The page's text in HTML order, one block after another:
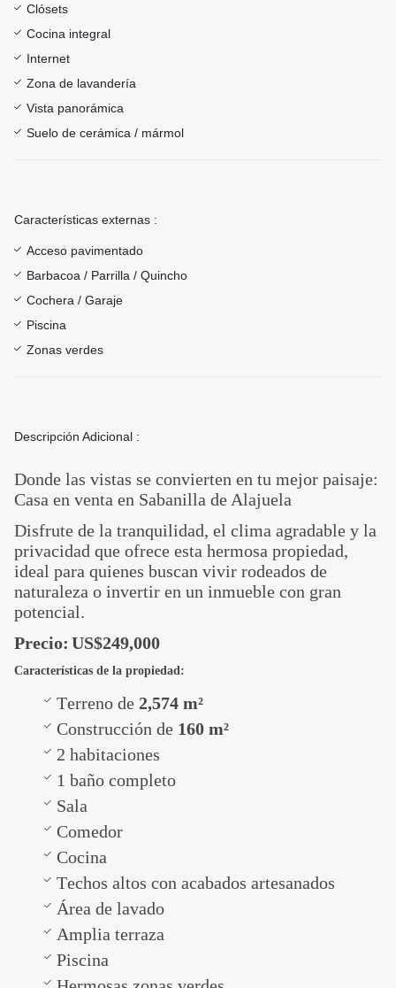
Clósets
Cocina integral
Internet
Zona de lavandería
Vista panorámica
Suelo de cerámica / mármol
Características externas :
Acceso pavimentado
Barbacoa / Parrilla / Quincho
Cochera / Garaje
Piscina
Zonas verdes
Descripción Adicional :
Donde las vistas se convierten en tu mejor paisaje:
Casa en venta en Sabanilla de Alajuela
Disfrute de la tranquilidad, el clima agradable y la
privacidad que ofrece esta hermosa propiedad,
ideal para quienes buscan vivir rodeados de
naturaleza o invertir en un inmueble con gran
potencial.
Precio: US$249,000
Características de la propiedad:
Terreno de 2,574 m²
Construcción de 160 m²
2 habitaciones
1 baño completo
Sala
Comedor
Cocina
Techos altos con acabados artesanados
Área de lavado
Amplia terraza
Piscina